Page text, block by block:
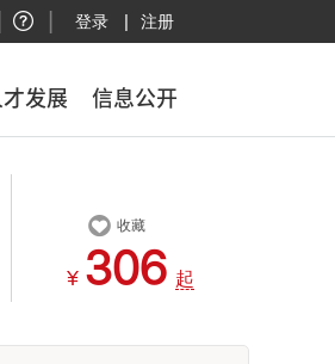
登录 | 注册
才发展 信息公开
才发展 信息公开
 收藏
¥  起